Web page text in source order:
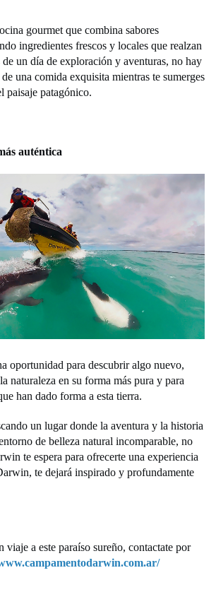
gourmet que combina sabores
ingredientes frescos y locales que realzan
de un día de exploración y aventuras, no hay
una comida exquisita mientras te sumerges
paisaje patagónico.
auténtica
oportunidad para descubrir algo nuevo,
naturaleza en su forma más pura y para
han dado forma a esta tierra.
un lugar donde la aventura y la historia
de belleza natural incomparable, no
te espera para ofrecerte una experiencia
te dejará inspirado y profundamente
viaje a este paraíso sureño, contactate por
com.ar/